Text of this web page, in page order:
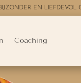
EN LIEFDEVOL
Coaching